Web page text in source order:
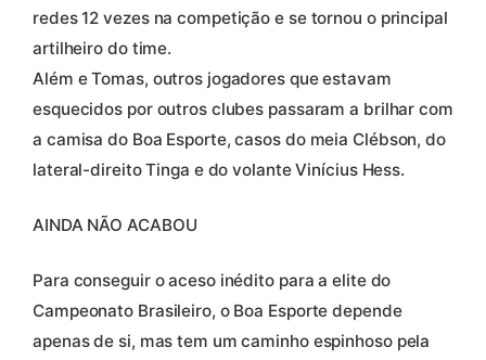
redes 12 vezes na competição e se tornou o principal
artilheiro do time.
Além e Tomas, outros jogadores que estavam
esquecidos por outros clubes passaram a brilhar com
a camisa do Boa Esporte, casos do meia Clébson, do
lateral-direito Tinga e do volante Vinícius Hess.
AINDA NÃO ACABOU
Para conseguir o aceso inédito para a elite do
Campeonato Brasileiro, o Boa Esporte depende
apenas de si, mas tem um caminho espinhoso pela